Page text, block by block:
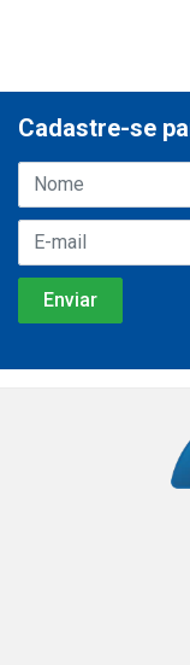
Cadastre-se